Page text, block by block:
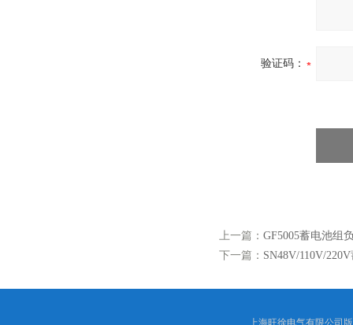
验证码：
上一篇： GF5005蓄电池组
下一篇： SN48V/110V/
上海旺徐电气有限公司